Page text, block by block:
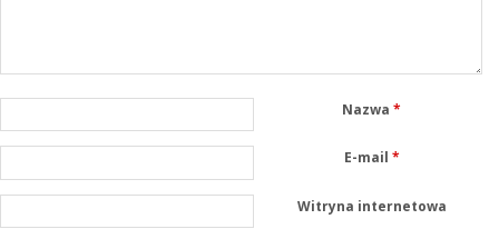
Nazwa*
E-mail *
Witryna internetowa